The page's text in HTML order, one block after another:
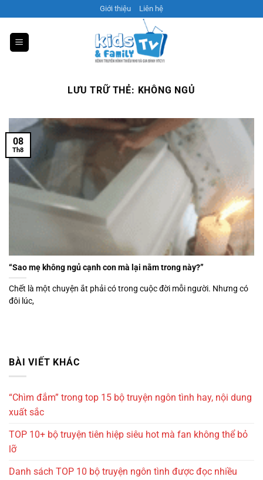
qua
nội
dung
Giới thiệu Liên hệ
LƯU TRỮ THẺ: KHÔNG NGỦ
“Sao mẹ không ngủ cạnh con mà lại nằm trong này?”
Chết là một chuyện ắt phải có trong cuộc đời mỗi người. Nhưng có
đôi lúc,
08
Th8
BÀI VIẾT KHÁC
“Chìm đắm” trong top 15 bộ truyện ngôn tình hay, nội dung
xuất sắc
TOP 10+ bộ truyện tiên hiệp siêu hot mà fan không thể bỏ
lỡ
Danh sách TOP 10 bộ truyện ngôn tình được đọc nhiều